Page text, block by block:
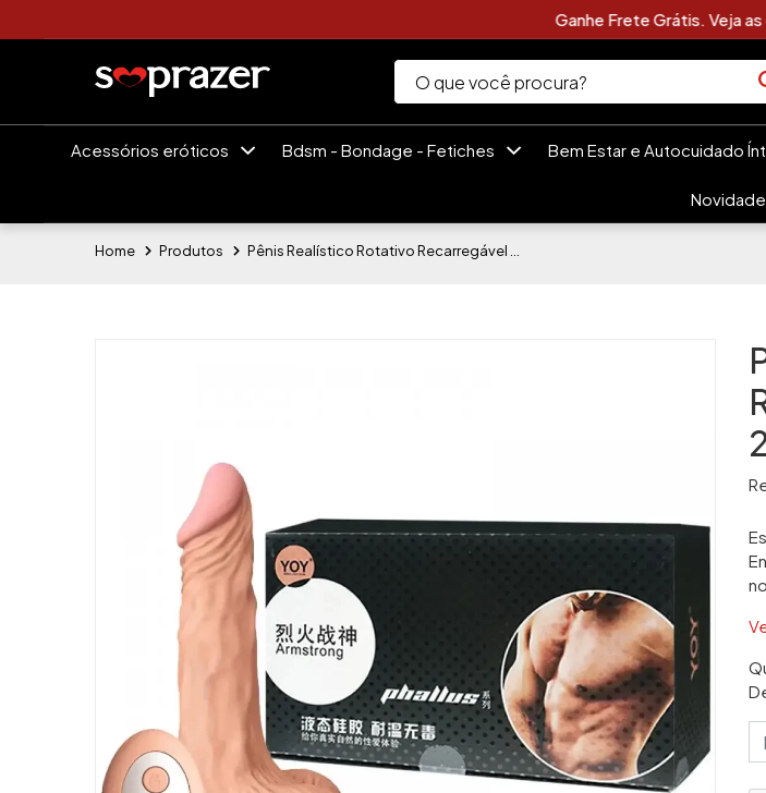
Clique Aqui e Veja As
Acessórios eróticos Bdsm - Bondage - Fetiches Bem Estar e Autocuidado
Home Produtos